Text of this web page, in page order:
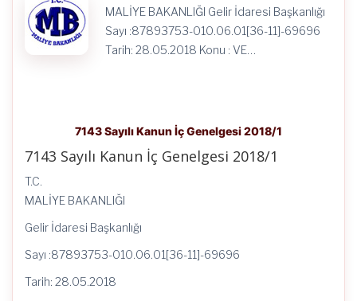
MALİYE BAKANLIĞI Gelir İdaresi Başkanlığı
Sayı :87893753-010.06.01[36-11]-69696
Tarih: 28.05.2018 Konu : VE…
7143 Sayılı Kanun İç Genelgesi 2018/1
7143 Sayılı Kanun İç Genelgesi 2018/1
T.C.
MALİYE BAKANLIĞI
Gelir İdaresi Başkanlığı
Sayı :87893753-010.06.01[36-11]-69696
Tarih: 28.05.2018